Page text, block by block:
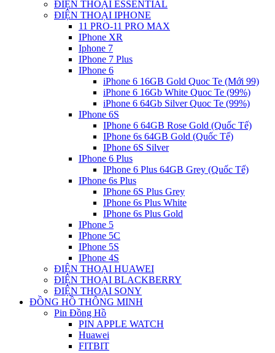
ĐIỆN THOẠI ESSENTIAL
ĐIỆN THOẠI IPHONE
11 PRO-11 PRO MAX
IPhone XR
Iphone 7
IPhone 7 Plus
IPhone 6
iPhone 6 16GB Gold Quoc Te (Mới 99)
iPhone 6 16Gb White Quoc Te (99%)
iPhone 6 64Gb Silver Quoc Te (99%)
IPhone 6S
IPhone 6 64GB Rose Gold (Quốc Tế)
IPhone 6s 64GB Gold (Quốc Tế)
IPhone 6S Silver
IPhone 6 Plus
IPhone 6 Plus 64GB Grey (Quốc Tế)
IPhone 6s Plus
IPhone 6S Plus Grey
IPhone 6s Plus White
IPhone 6s Plus Gold
IPhone 5
IPhone 5C
IPhone 5S
IPhone 4S
ĐIỆN THOẠI HUAWEI
ĐIỆN THOẠI BLACKBERRY
ĐIỆN THOẠI SONY
ĐỒNG HỒ THÔNG MINH
Pin Đồng Hồ
PIN APPLE WATCH
Huawei
FITBIT